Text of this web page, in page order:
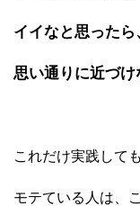
イイなと思ったら
思い通りに近づけ
これだけ実践して
モテている人は、